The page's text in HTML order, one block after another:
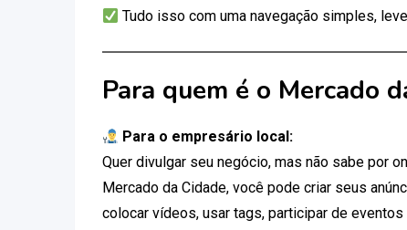
Tudo isso com uma navegação simples,
Para quem é o Mercado
Para o empresário local:
Quer divulgar seu negócio, mas não sabe por
Mercado da Cidade, você pode criar seus
colocar vídeos, usar tags, participar de